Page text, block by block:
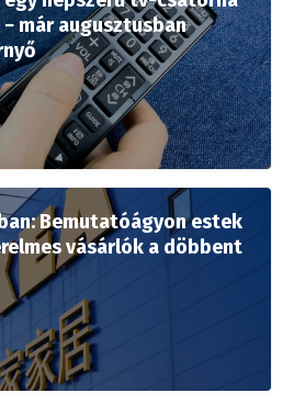
már augusztusban
Bemutatóágyon estek
vásárlók a döbbent